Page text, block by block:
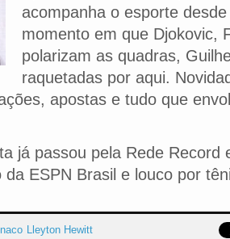
acompanha o esporte
momento em que Djokovic,
polarizam as quadras,
raquetadas por aqui.
apostas e tudo que
já passou pela Rede Record
ESPN Brasil e louco por
Lleyton Hewitt